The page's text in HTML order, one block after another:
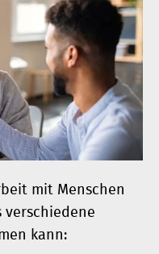
mit Menschen
verschiedene
kann: